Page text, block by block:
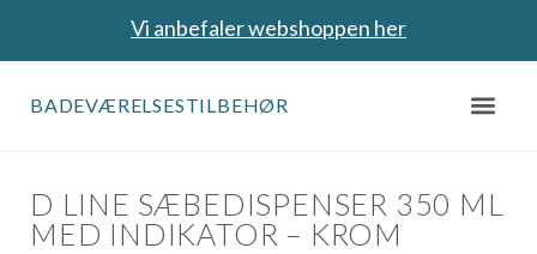
Vi anbefaler webshoppen her
BADEVÆRELSESTILBEHØR
D LINE SÆBEDISPENSER 350 ML
MED INDIKATOR – KROM